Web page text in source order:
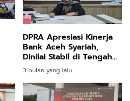
DPRA Apresiasi Kinerja
Bank Aceh Syariah,
Dinilai Stabil di Tengah
Pemulihan Pascabencana
3 bulan yang lalu